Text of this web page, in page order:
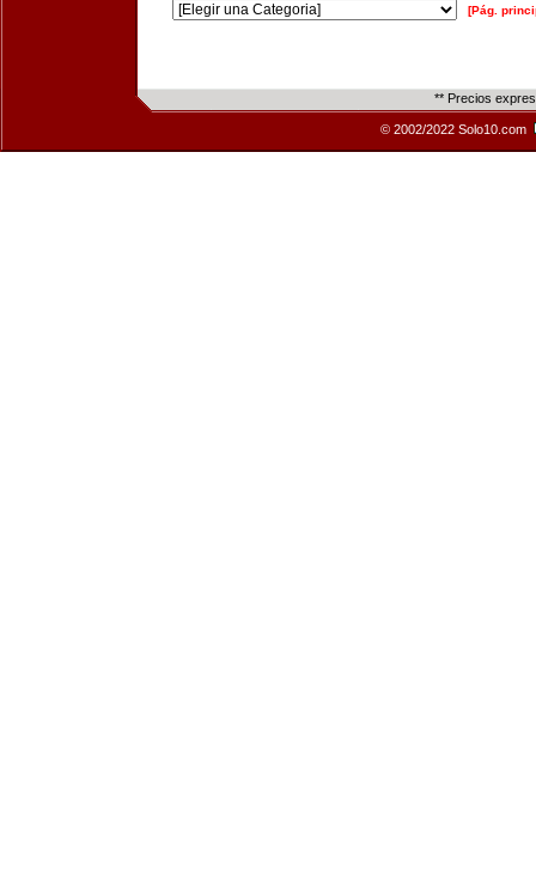
[Pág.
** Precios
© 2002/2022 Solo10.com